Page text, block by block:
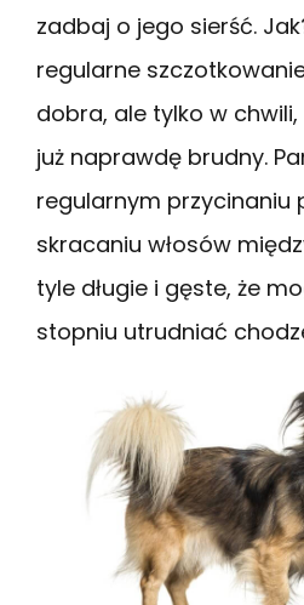
zadbaj o jego sierść.
regularne
dobra, ale tylko w
już naprawdę brudny.
regularnym przycinaniu
skracaniu włosów
tyle długie i gęste, że
stopniu utrudniać